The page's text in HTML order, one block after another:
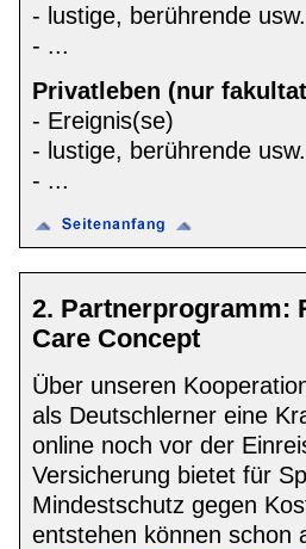
- lustige, berührende
- ...
Privatleben (nur
- Ereignis(se)
- lustige, berührende
- ...
2. Partnerprogramm:
Care Concept
Über unseren
als Deutschlerner eine
online noch vor der
Versicherung bietet für
Mindestschutz gegen
entstehen können schon